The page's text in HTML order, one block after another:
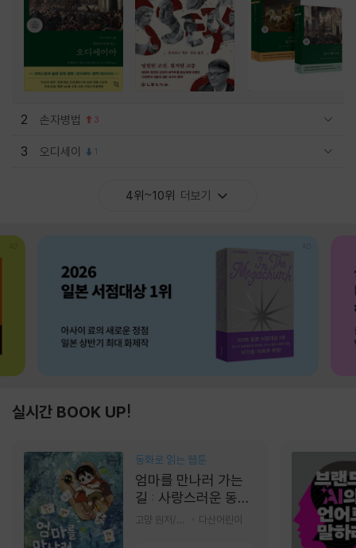
2 손자병법 3
3 오디세이 1
4위~10위 더보기
실시간 BOOK UP!
동화로 읽는 웹툰
엄마를 만나러 가는
길 : 사랑스러운 동그
라미
다산어린이